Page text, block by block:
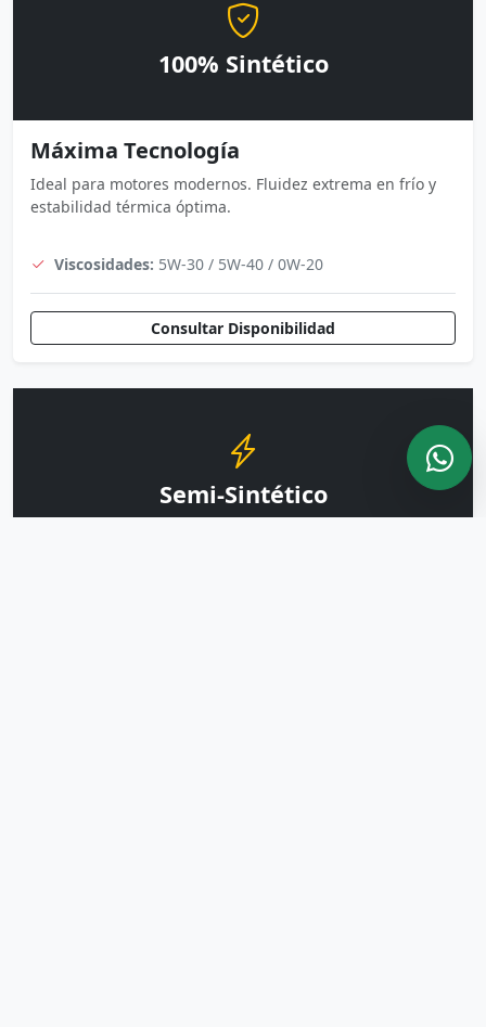
100% Sintético
Máxima Tecnología
Ideal para motores modernos. Fluidez extrema en frío y
estabilidad térmica óptima.
Viscosidades: 5W-30 / 5W-40 / 0W-20
Consultar Disponibilidad
Semi-Sintético